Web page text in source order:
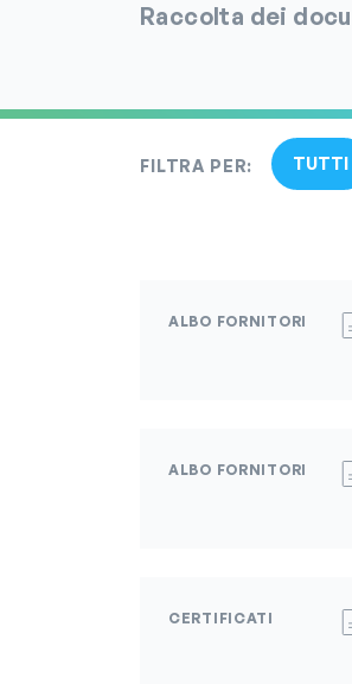
Raccolta dei
FILTRA PER: TUTTI
ALBO FORNITORI
ALBO FORNITORI
CERTIFICATI